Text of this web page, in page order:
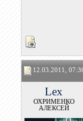
12.03.2011,
Lex
ОХРИМЕНКО
АЛЕКСЕЙ